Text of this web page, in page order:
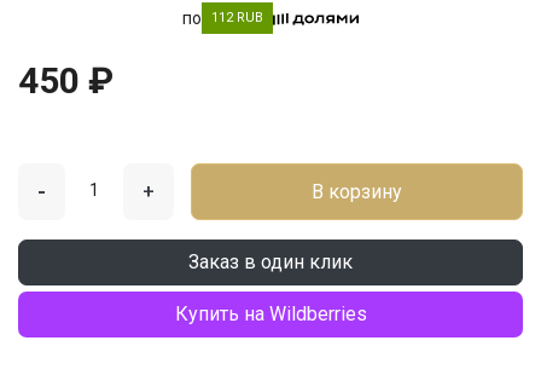
по 112 RUB
450 ₽
- + В корзину
Заказ в один клик
Купить на Wildberries